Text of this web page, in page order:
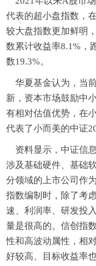
代表的超小盘指数，
较大盘指数更加鲜明
数累计收益率8.1%，
数19.3%。
华夏基金认为，当
新，资本市场鼓励中
有相对估值优势，在
代表了小而美的中证
资料显示，中证信
涉及基础硬件、基础
分领域的上市公司作
指数编制时，除了考
速、利润率、研发投
量是很高的。信创指
性和高波动属性，相
好较高、目标收益率